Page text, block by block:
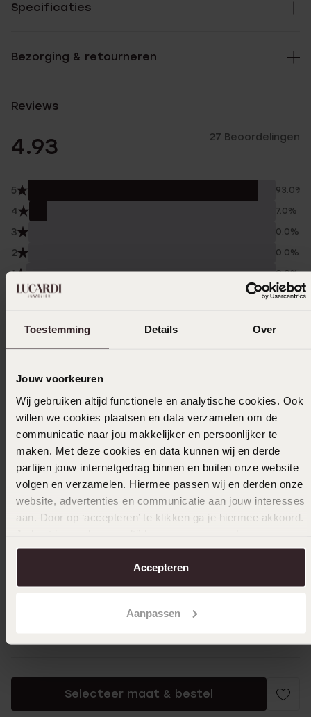
Toestemming Details Over
Jouw voorkeuren
Wij gebruiken altijd functionele en analytische cookies. Ook
willen we cookies plaatsen en data verzamelen om de
communicatie naar jou makkelijker en persoonlijker te
maken. Met deze cookies en data kunnen wij en derde
partijen jouw internetgedrag binnen en buiten onze website
volgen en verzamelen. Hiermee passen wij en derden onze
website, advertenties en communicatie aan jouw interesses
aan. Door op ‘accepteren’ te klikken ga je hiermee akkoord.
over in onscookiebeleid.
Accepteren
Aanpassen
Specificaties
Bezorging & retourneren
Reviews
4.93 27 Beoordelingen
5 93.0%
4 7.0%
3 0.0%
2 0.0%
1 0.0%
Filter
24-02-2026 - Lidiia S.
Nice ring
10-02-2026 - Zaida
I love the design
Toon meer
Selecteer maat & bestel